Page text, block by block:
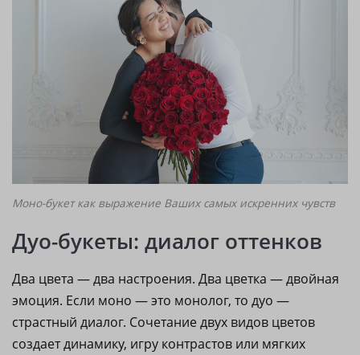
Моно-букет как выражение Ваших самых искренних чувств
Дуо-букеты: диалог оттенков
Два цвета — два настроения. Два цветка — двойная
эмоция. Если моно — это монолог, то дуо —
страстный диалог. Сочетание двух видов цветов
создает динамику, игру контрастов или мягких